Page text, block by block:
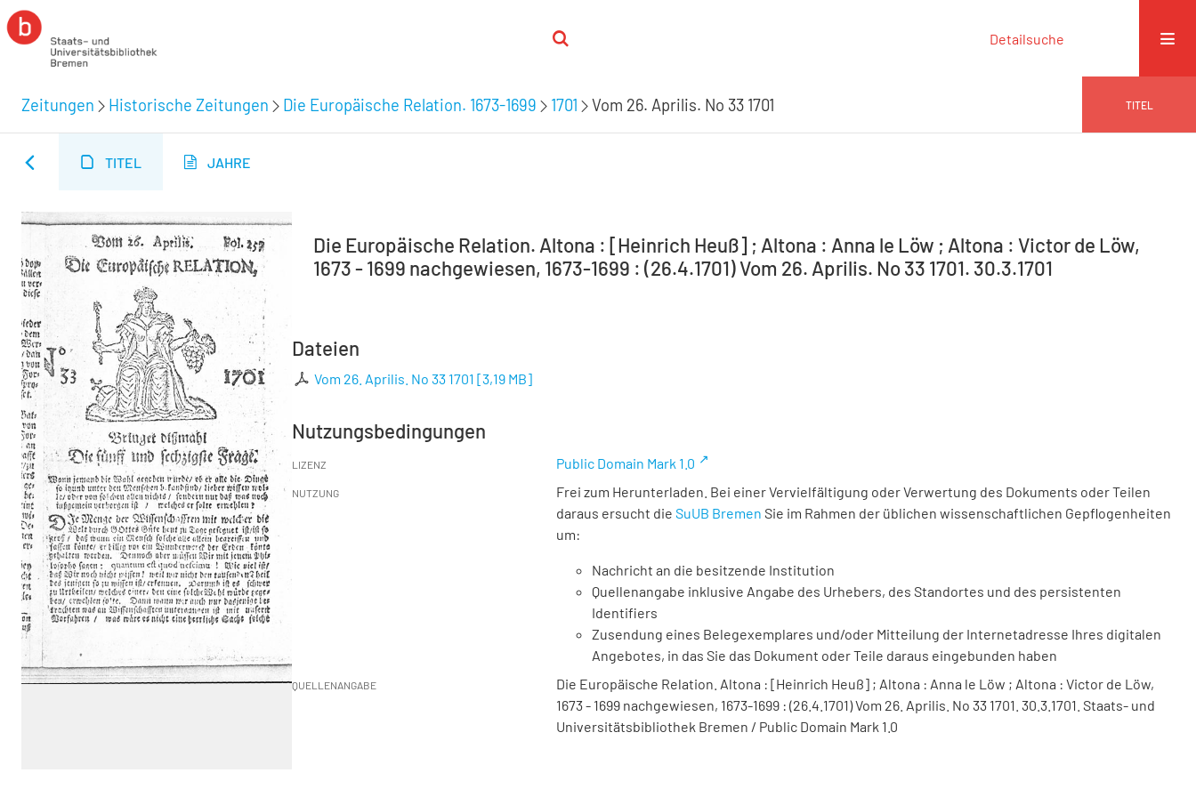
Detailsuche
Zeitungen Historische Zeitungen Die Europäische Relation. 1673-1699 1701 Vom 26. Aprilis. No 33 1701 TITEL
TITEL JAHRE
Die Europäische Relation. Altona : [Heinrich Heuß] ; Altona : Anna le Löw ; Altona : Victor de Löw,
1673 - 1699 nachgewiesen, 1673-1699 : (26.4.1701) Vom 26. Aprilis. No 33 1701. 30.3.1701
Dateien
Vom 26. Aprilis. No 33 1701 [3,19 MB]
Nutzungsbedingungen
LIZENZ Public Domain Mark 1.0
NUTZUNG
Frei zum Herunterladen. Bei einer Vervielfältigung oder Verwertung des Dokuments oder Teilen
daraus ersucht die SuUB Bremen Sie im Rahmen der üblichen wissenschaftlichen Gepflogenheiten
um:
Nachricht an die besitzende Institution
Quellenangabe inklusive Angabe des Urhebers, des Standortes und des persistenten
Identifiers
Zusendung eines Belegexemplares und/oder Mitteilung der Internetadresse Ihres digitalen
Angebotes, in das Sie das Dokument oder Teile daraus eingebunden haben
QUELLENANGABE
Die Europäische Relation. Altona : [Heinrich Heuß] ; Altona : Anna le Löw ; Altona : Victor de Löw,
1673 - 1699 nachgewiesen, 1673-1699 : (26.4.1701) Vom 26. Aprilis. No 33 1701. 30.3.1701. Staats- und
Universitätsbibliothek Bremen / Public Domain Mark 1.0